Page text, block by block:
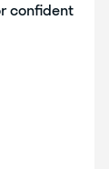
confident